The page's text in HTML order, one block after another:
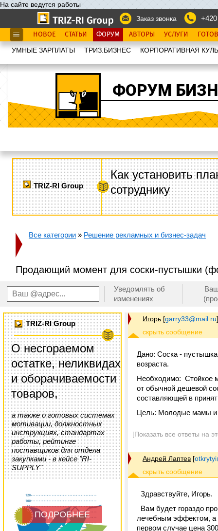
На сайте ведутся работы
Заказ звонка
НОВОЕ СТАТЬИ ФОРУМ АВТОРЫ УСЛУГИ
УМНЫЕ ЗАРПЛАТЫ ТРИЗ.БИЗНЕС КОРПОРАТИВНАЯ
ФОРУМ
TRIZ-RI Group
Как установить
сотруднику
Все категории » Решение рекламных и бизнес-задач
Продающий момент для соски-пустышки
Уведомлять об
изменениях
TRIZ-RI Group
О несгораемом
остатке, неликвидах
и оборачиваемости
товаров,
а также о готовых системах
мотивации, должностных
инструкциях, стандартах
работы, рейтинге
поставщиков для отдела
закупками - в кейсе "RI-
SUPPLY"
ПОДРОБНЕЕ
Игорь [garry33@mail.ru]
Дано: Соска -
возраста.
Необходимо: Стойкое
от обычной дешевой
составляющей в
Цель: Молодые мамы и
[Показать все ответы на
Андрей Лаптев [
Здравствуйте, Игорь.
Вам будет гораздо
лечебным эффектом, а
первом случае цена